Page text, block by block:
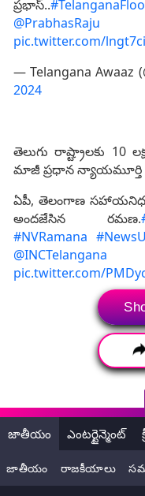
ప్రభాస్..
@PrabhasRaju
pic.twitter.com/
— Telangana Awaaz
2024
తెలుగు రాష్ట్రాలకు 10
మాజీ ప్రధాన న్యాయమూర్తి
ఏపీ, తెలంగాణ
అందజేసిన రమణ.
#NVRamana
@INCTelangana
pic.twitter.com/
— BIG TV Breaking
జాతీయం ఎంటర్టైన్మెంట్
జాతీయం రాజకీయాలు